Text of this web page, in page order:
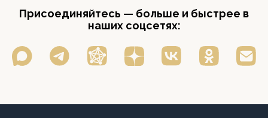
Присоединяйтесь — больше и быстрее в
наших соцсетях: